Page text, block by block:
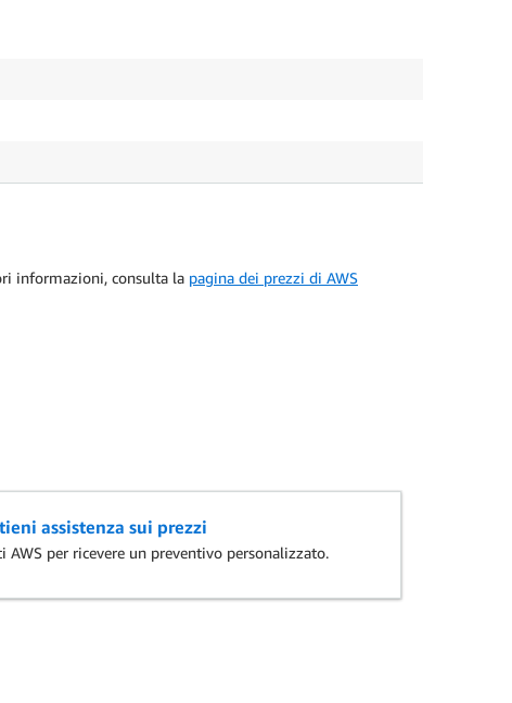
informazioni, consulta la pagina dei prezzi di AWS
assistenza sui prezzi
AWS per ricevere un preventivo personalizzato.